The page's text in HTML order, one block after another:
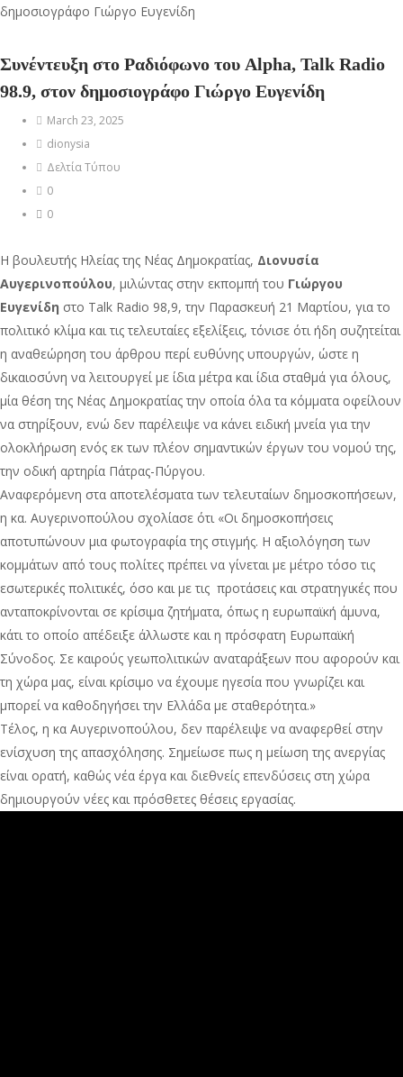
Συνέντευξη στο Ραδιόφωνο του Alpha, Talk Radio
98.9, στον δημοσιογράφο Γιώργο Ευγενίδη
March 23, 2025
dionysia
Δελτία Τύπου
0
0
Η βουλευτής Ηλείας της Νέας Δημοκρατίας, Διονυσία
Αυγερινοπούλου, μιλώντας στην εκπομπή του Γιώργου
Ευγενίδη στο Talk Radio 98,9, την Παρασκευή 21 Μαρτίου, για το
πολιτικό κλίμα και τις τελευταίες εξελίξεις, τόνισε ότι ήδη συζητείται
η αναθεώρηση του άρθρου περί ευθύνης υπουργών, ώστε η
δικαιοσύνη να λειτουργεί με ίδια μέτρα και ίδια σταθμά για όλους,
μία θέση της Νέας Δημοκρατίας την οποία όλα τα κόμματα οφείλουν
να στηρίξουν, ενώ δεν παρέλειψε να κάνει ειδική μνεία για την
ολοκλήρωση ενός εκ των πλέον σημαντικών έργων του νομού της,
την οδική αρτηρία Πάτρας-Πύργου.
Αναφερόμενη στα αποτελέσματα των τελευταίων δημοσκοπήσεων,
η κα. Αυγερινοπούλου σχολίασε ότι «Οι δημοσκοπήσεις
αποτυπώνουν μια φωτογραφία της στιγμής. Η αξιολόγηση των
κομμάτων από τους πολίτες πρέπει να γίνεται με μέτρο τόσο τις
εσωτερικές πολιτικές, όσο και με τις προτάσεις και στρατηγικές που
ανταποκρίνονται σε κρίσιμα ζητήματα, όπως η ευρωπαϊκή άμυνα,
κάτι το οποίο απέδειξε άλλωστε και η πρόσφατη Ευρωπαϊκή
Σύνοδος. Σε καιρούς γεωπολιτικών αναταράξεων που αφορούν και
τη χώρα μας, είναι κρίσιμο να έχουμε ηγεσία που γνωρίζει και
μπορεί να καθοδηγήσει την Ελλάδα με σταθερότητα.»
Τέλος, η κα Αυγερινοπούλου, δεν παρέλειψε να αναφερθεί στην
ενίσχυση της απασχόλησης. Σημείωσε πως η μείωση της ανεργίας
είναι ορατή, καθώς νέα έργα και διεθνείς επενδύσεις στη χώρα
δημιουργούν νέες και πρόσθετες θέσεις εργασίας.